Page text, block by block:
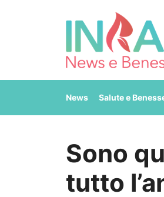
News Salute e
Sono
tutto